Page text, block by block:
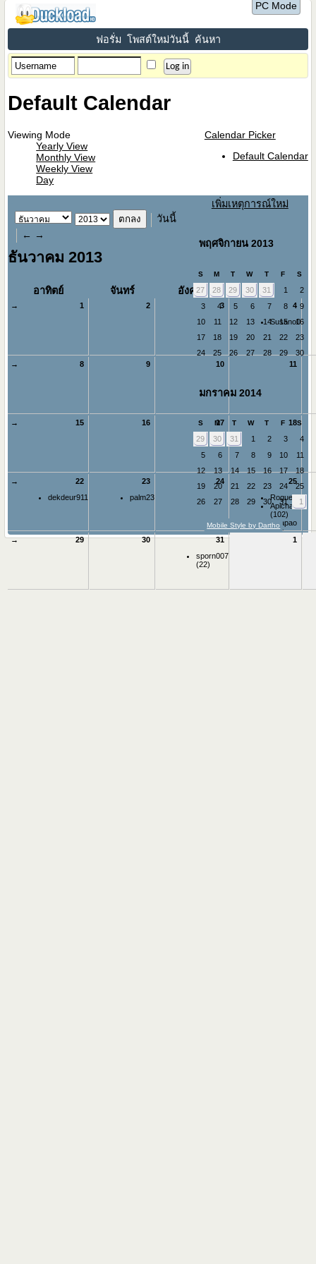
PC Mode
ฟอรั่ม โพสต์ใหม่วันนี้ ค้นหา
Default Calendar
Calendar Picker
Default Calendar
Viewing Mode
Yearly View
Monthly View
Weekly View
Day
วันนี้
← →
ธันวาคม 2013
อาทิตย์ จันทร์ อังคาร พุธ
→ 1 2 3
4
Susano0
→ 8 9 10 11
→ 15 16 17 18
→
22
dekdeur911
23
palm23
24
25
Rogue4k
Apichat
(102)
zalapao
(20)
→
29 30
31
sporn007
(22)
1
เพิ่มเหตุการณ์ใหม่
พฤศจิกายน 2013
S M T W T F S
27 28 29 30 31 1
2
3
4 5 6 7 8
9
10
11 12 13 14 15
16
17
18 19 20 21 22
23
24
25 26 27 28 29 30
มกราคม 2014
S M T W T F S
29 30 31 1 2 3
4
5
6 7 8 9 10
11
12
13 14 15 16 17
18
19
20 21 22 23 24
25
26
27 28 29 30 31 1
Mobile Style by Dartho